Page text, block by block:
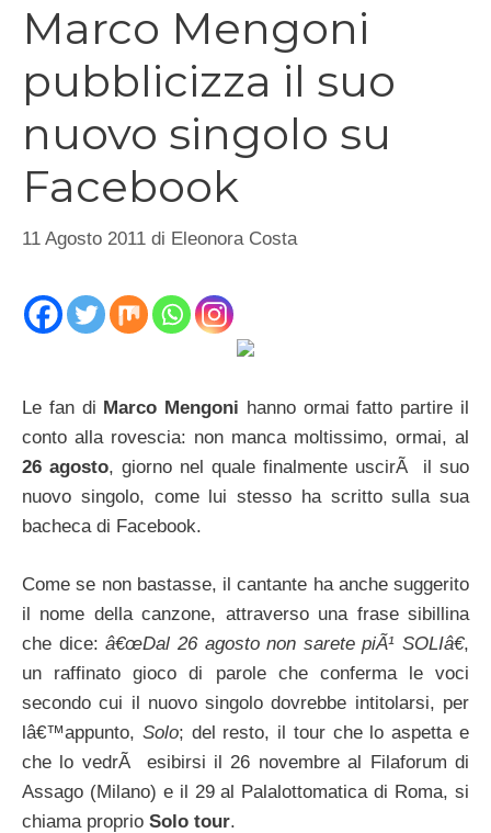
Marco Mengoni
pubblicizza il suo
nuovo singolo su
Facebook
11 Agosto 2011 di Eleonora Costa
Le fan di Marco Mengoni hanno ormai fatto partire il
conto alla rovescia: non manca moltissimo, ormai, al
26 agosto, giorno nel quale finalmente uscirÃ il suo
nuovo singolo, come lui stesso ha scritto sulla sua
bacheca di Facebook.
Come se non bastasse, il cantante ha anche suggerito
il nome della canzone, attraverso una frase sibillina
che dice:â€œDal 26 agosto non sarete piÃ¹ SOLIâ€,
un raffinato gioco di parole che conferma le voci
secondo cui il nuovo singolo dovrebbe intitolarsi, per
lâ€™appunto, Solo; del resto, il tour che lo aspetta e
che lo vedrÃ esibirsi il 26 novembre al Filaforum di
Assago (Milano) e il 29 al Palalottomatica di Roma, si
chiama proprio Solo tour.